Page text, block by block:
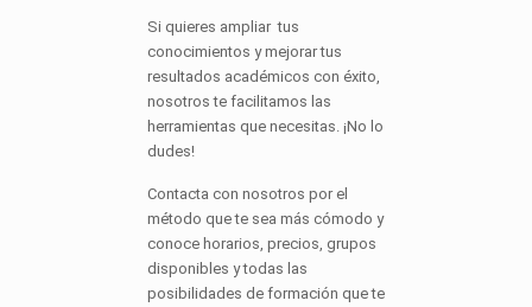
Si quieres ampliar tus
conocimientos y mejorar tus
resultados académicos con éxito,
nosotros te facilitamos las
herramientas que necesitas. ¡No lo
dudes!
Contacta con nosotros por el
método que te sea más cómodo y
conoce horarios, precios, grupos
disponibles y todas las
posibilidades de formación que te